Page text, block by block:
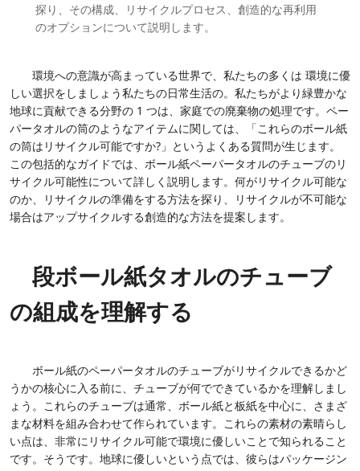
探り、その構成、リサイクルプロセス、創造的な再利用
のオプションについて説明します。
環境への意識が高まっている世界で、私たちの多くは 環境に優
しい選択をしましょう私たちの日常生活の。私たちがより緑豊かな
地球に貢献できる分野の 1 つは、家庭での廃棄物の処理です。ペー
パータオルの筒のようなアイテムに関しては、「これらのボール紙
の筒はリサイクル可能ですか?」というよくある質問が生じます。
この包括的なガイドでは、ボール紙ペーパータオルのチューブのリ
サイクル可能性について詳しく説明します。何がリサイクル可能な
のか、リサイクルの準備をする方法を探り、リサイクルが不可能な
場合はアップサイクルする創造的な方法を提案します。
段ボール紙タオルのチューブ
の組成を理解する
ボール紙のペーパータオルのチューブがリサイクルできるかど
うかの核心に入る前に、チューブが何でできているかを理解しまし
ょう。これらのチューブは通常、ボール紙と板紙を中心に、さまざ
まな材料を組み合わせて作られています。これらの素材の素晴らし
い点は、非常にリサイクル可能で環境に優しいことで知られること
です。そうです。地球に優しいという点では、彼らはパッケージン